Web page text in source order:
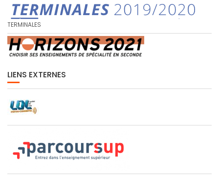
TERMINALES
LIENS EXTERNES